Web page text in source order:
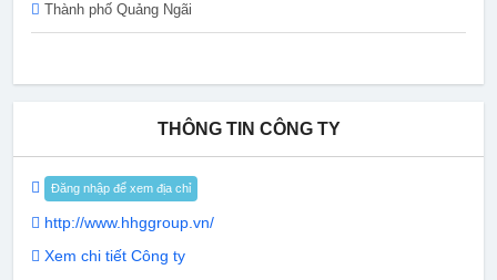
Thành phố Quảng Ngãi
THÔNG TIN CÔNG TY
Đăng nhập để xem địa chỉ
http://www.hhggroup.vn/
Xem chi tiết Công ty